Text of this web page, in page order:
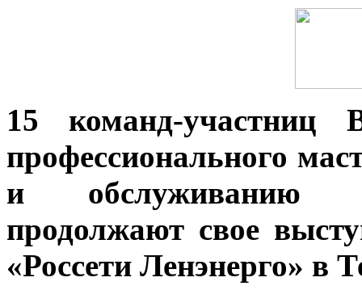
15 команд-участниц
профессионального
и обслуживанию
продолжают свое
«Россети Ленэнерго» в